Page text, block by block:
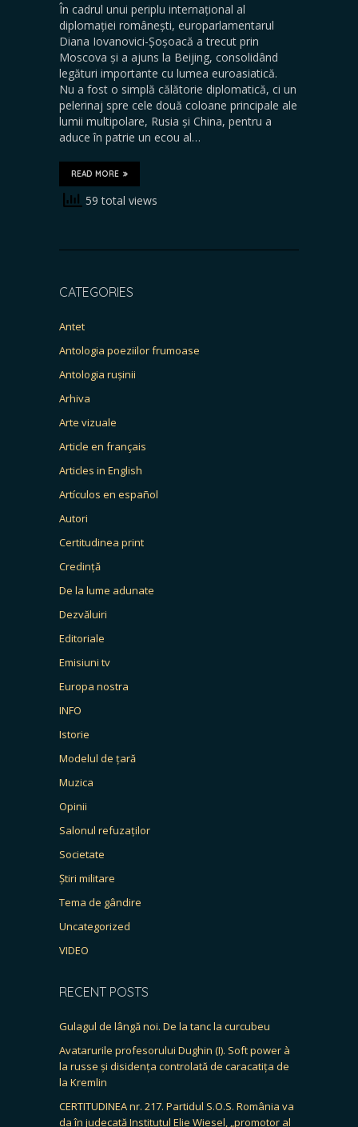
În cadrul unui periplu internațional al
diplomației românești, europarlamentarul
Diana Iovanovici-Șoșoacă a trecut prin
Moscova și a ajuns la Beijing, consolidând
legături importante cu lumea euroasiatică.
Nu a fost o simplă călătorie diplomatică, ci un
pelerinaj spre cele două coloane principale ale
lumii multipolare, Rusia și China, pentru a
aduce în patrie un ecou al…
READ MORE
59 total views
CATEGORIES
Antet
Antologia poeziilor frumoase
Antologia rușinii
Arhiva
Arte vizuale
Article en français
Articles in English
Artículos en español
Autori
Certitudinea print
Credință
De la lume adunate
Dezvăluiri
Editoriale
Emisiuni tv
Europa nostra
INFO
Istorie
Modelul de țară
Muzica
Opinii
Salonul refuzaților
Societate
Știri militare
Tema de gândire
Uncategorized
VIDEO
RECENT POSTS
Gulagul de lângă noi. De la tanc la curcubeu
Avatarurile profesorului Dughin (I). Soft power à
la russe și disidența controlată de caracatița de
la Kremlin
CERTITUDINEA nr. 217. Partidul S.O.S. România va
da în judecată Institutul Elie Wiesel, „promotor al